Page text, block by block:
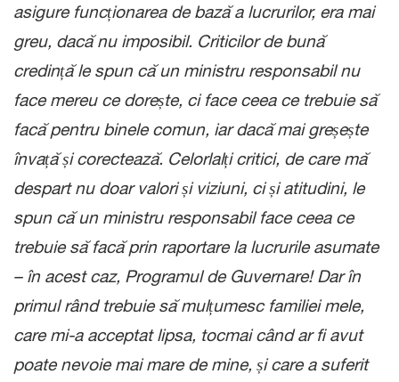
asigure funcționarea de bază a lucrurilor, era mai
greu, dacă nu imposibil. Criticilor de bună
credință le spun că un ministru responsabil nu
face mereu ce dorește, ci face ceea ce trebuie să
facă pentru binele comun, iar dacă mai greșește
învață și corectează. Celorlalți critici, de care mă
despart nu doar valori și viziuni, ci și atitudini, le
spun că un ministru responsabil face ceea ce
trebuie să facă prin raportare la lucrurile asumate
– în acest caz, Programul de Guvernare! Dar în
primul rând trebuie să mulțumesc familiei mele,
care mi-a acceptat lipsa, tocmai când ar fi avut
poate nevoie mai mare de mine, și care a suferit